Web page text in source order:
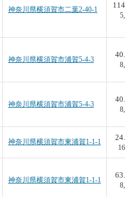
神奈川県横須賀市二葉2-40-1
神奈川県横須賀市浦賀5-4-3
神奈川県横須賀市浦賀5-4-3
神奈川県横須賀市東浦賀1-1-1
神奈川県横須賀市東浦賀1-1-1